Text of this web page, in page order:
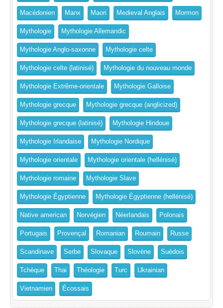
Macédonien Manx Maori Medieval Anglais Mormon
Mythologie Mythologie Allemandic
Mythologie Anglo-saxonne Mythologie celte
Mythologie celte (latinisé) Mythologie du nouveau monde
Mythologie Extrême-orientale Mythologie Galloise
Mythologie grecque Mythologie grecque (anglicized)
Mythologie grecque (latinisé) Mythologie Hindoue
Mythologie Irlandaise Mythologie Nordique
Mythologie orientale Mythologie orientale (hellénisé)
Mythologie romaine Mythologie Slave
Mythologie Égyptienne Mythologie Égyptienne (hellénisé)
Native american Norvégien Néerlandais Polonais
Portugais Provençal Romanian Roumain Russe
Scandinave Serbe Slovaque Slovène Suédois
Tchèque Thai Théologie Turc Ukrainian
Vietnamien Écossais